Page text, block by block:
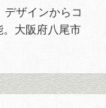
ザインからコ
。大阪府八尾市